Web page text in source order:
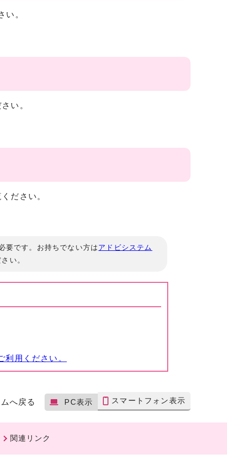
い。
い。
ださい。
要です。お持ちでない方はアドビシステム
い。
用ください。
へ戻る PC表示 スマートフォン表示
関連リンク